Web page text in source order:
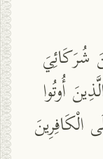
شُرَكَائِيَ
أُوتُوا
الْكَافِرِينَ